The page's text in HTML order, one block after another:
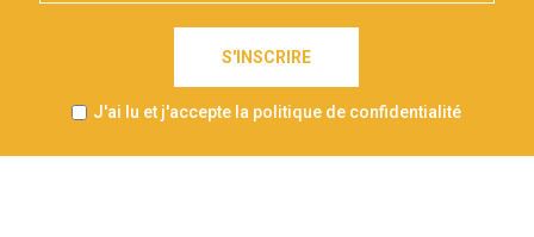
S'INSCRIRE
J'ai lu et j'accepte la politique de confidentialité